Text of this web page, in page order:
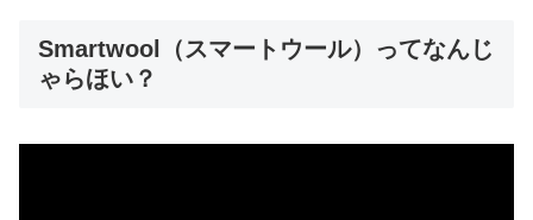
Smartwool（スマートウール）ってなんじ
ゃらほい？